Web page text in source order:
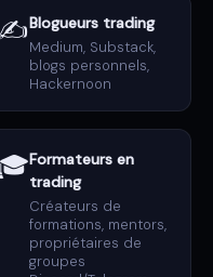
✍️Blogueurs trading
Medium, Substack,
blogs personnels,
Hackernoon
🎓Formateurs en
trading
Créateurs de
formations, mentors,
propriétaires de
groupes